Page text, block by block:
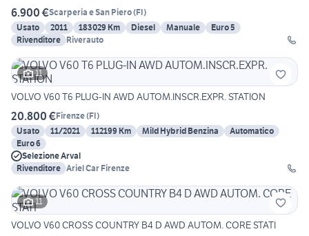
6.900 €Scarperia e San Piero(FI)
Usato
2011 183029 Km Diesel Manuale
Euro 5
Rivenditore Riverauto
11
VOLVO V60 T6 PLUG-IN AWD AUTOM.INSCR.EXPR. STATION
20.800 €Firenze(FI)
Usato
11/2021 112199 Km Mild Hybrid Benzina
Automatico
Euro 6
Selezione Arval
Rivenditore Ariel Car Firenze
11
VOLVO V60 CROSS COUNTRY B4 D AWD AUTOM. CORE STATI